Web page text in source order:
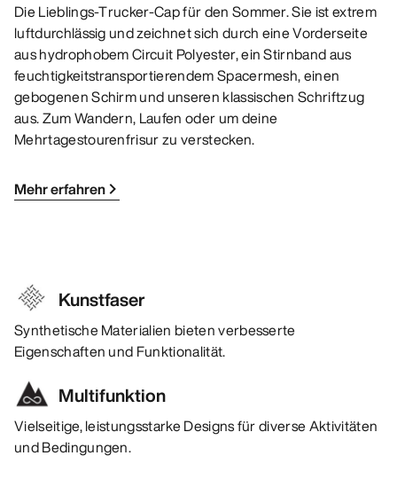
Die Lieblings-Trucker-Cap für den Sommer. Sie ist extrem
luftdurchlässig und zeichnet sich durch eine Vorderseite
aus hydrophobem Circuit Polyester, ein Stirnband aus
feuchtigkeitstransportierendem Spacermesh, einen
gebogenen Schirm und unseren klassischen Schriftzug
aus. Zum Wandern, Laufen oder um deine
Mehrtagestourenfrisur zu verstecken.
Mehr erfahren
Kunstfaser
Synthetische Materialien bieten verbesserte
Eigenschaften und Funktionalität.
Multifunktion
Vielseitige, leistungsstarke Designs für diverse Aktivitäten
und Bedingungen.